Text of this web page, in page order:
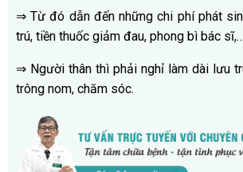
⇒ Từ đó dẫn đến những chi phí phát
trú, tiền thuốc giảm đau, phong bì bác sĩ,…
⇒ Người thân thì phải nghỉ làm dài lưu
trông nom, chăm sóc.